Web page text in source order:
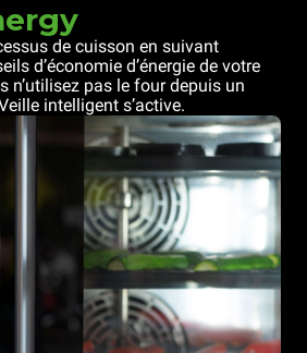
de cuisson en suivant
d’économie d’énergie de votre
n’utilisez pas le four depuis un
intelligent s’active.